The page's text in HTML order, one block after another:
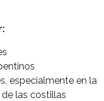
especialmente en la
las costillas